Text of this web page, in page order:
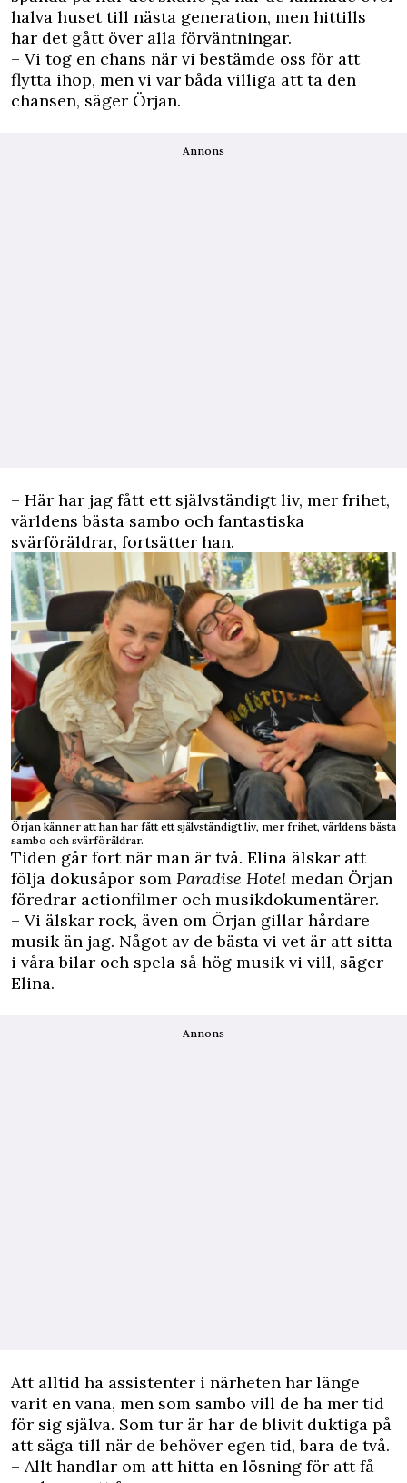
halva huset till nästa generation, men hittills
har det gått över alla förväntningar.
– Vi tog en chans när vi bestämde oss för att
flytta ihop, men vi var båda villiga att ta den
chansen, säger Örjan.
Annons
– Här har jag fått ett självständigt liv, mer frihet,
världens bästa sambo och fantastiska
svärföräldrar, fortsätter han.
Örjan känner att han har fått ett självständigt liv, mer frihet, världens bästa
sambo och svärföräldrar.
Tiden går fort när man är två. Elina älskar att
följa dokusåpor som Paradise Hotel medan Örjan
föredrar actionfilmer och musikdokumentärer.
– Vi älskar rock, även om Örjan gillar hårdare
musik än jag. Något av de bästa vi vet är att sitta
i våra bilar och spela så hög musik vi vill, säger
Elina.
Annons
Att alltid ha assistenter i närheten har länge
varit en vana, men som sambo vill de ha mer tid
för sig själva. Som tur är har de blivit duktiga på
att säga till när de behöver egen tid, bara de två.
– Allt handlar om att hitta en lösning för att få